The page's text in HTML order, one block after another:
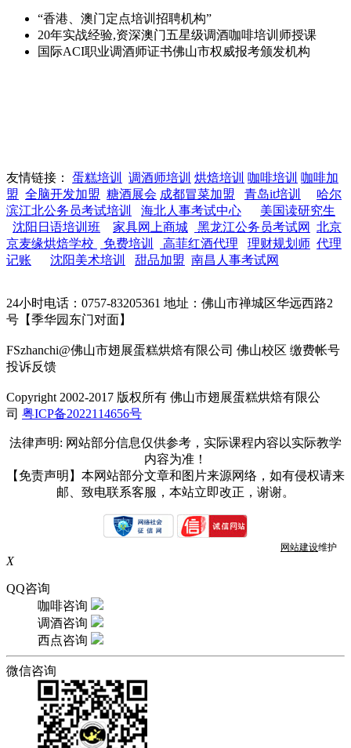
“香港、澳门定点培训招聘机构”
20年实战经验,资深澳门五星级调酒咖啡培训师授课
国际ACI职业调酒师证书佛山市权威报考颁发机构
友情链接： 蛋糕培训 调酒师培训 烘焙培训 咖啡培训 咖啡加
盟 全脑开发加盟 糖酒展会 成都冒菜加盟 青岛it培训
哈尔
滨江北公务员考试培训
海北人事考试中心
美国读研究生
沈阳日语培训班
家具网上商城 黑龙江公务员考试网
北京
京麦缘烘焙学校
免费培训 高菲红酒代理 理财规划师 代理
记账
沈阳美术培训 甜品加盟 南昌人事考试网
24小时电话：0757-83205361 地址：佛山市禅城区华远西路2
号【季华园东门对面】
FSzhanchi@佛山市翅展蛋糕烘焙有限公司 佛山校区 缴费帐号
投诉反馈
Copyright 2002-2017 版权所有 佛山市翅展蛋糕烘焙有限公
司 粤ICP备2022114656号
法律声明: 网站部分信息仅供参考，实际课程内容以实际教学
内容为准！
【免责声明】本网站部分文章和图片来源网络，如有侵权请来
邮、致电联系客服，本站立即改正，谢谢。
网站建设维护
X
QQ咨询
咖啡咨询
调酒咨询
西点咨询
微信咨询